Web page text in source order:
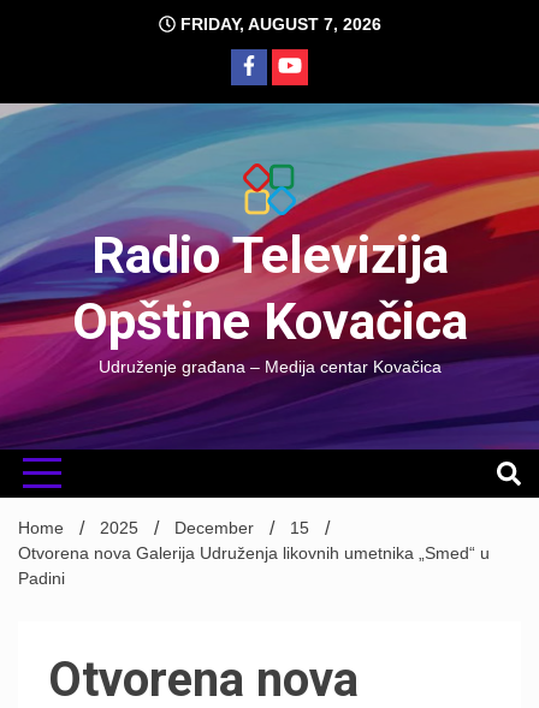
FRIDAY, AUGUST 7, 2026
Radio Televizija
Opštine Kovačica
Udruženje građana – Medija centar Kovačica
Home 2025 December
15
Otvorena nova Galerija Udruženja likovnih umetnika „Smed“ u
Padini
Otvorena nova